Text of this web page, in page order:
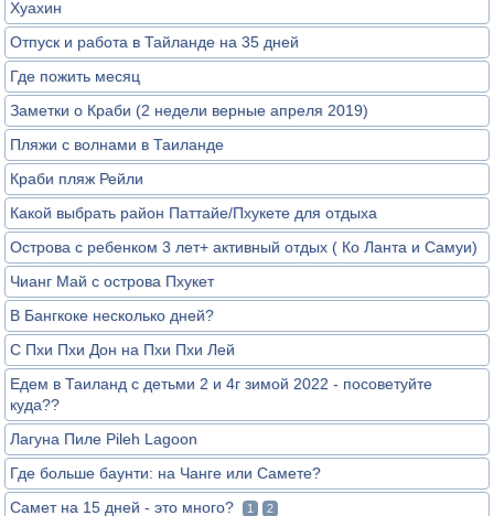
Хуахин
Отпуск и работа в Тайланде на 35 дней
Где пожить месяц
Заметки о Краби (2 недели верные апреля 2019)
Пляжи с волнами в Таиланде
Краби пляж Рейли
Какой выбрать район Паттайе/Пхукете для отдыха
Острова с ребенком 3 лет+ активный отдых ( Ко Ланта и Самуи)
Чианг Май с острова Пхукет
В Бангкоке несколько дней?
С Пхи Пхи Дон на Пхи Пхи Лей
Едем в Таиланд с детьми 2 и 4г зимой 2022 - посоветуйте
куда??
Лагуна Пиле Pileh Lagoon
Где больше баунти: на Чанге или Самете?
Самет на 15 дней - это много?
1 2